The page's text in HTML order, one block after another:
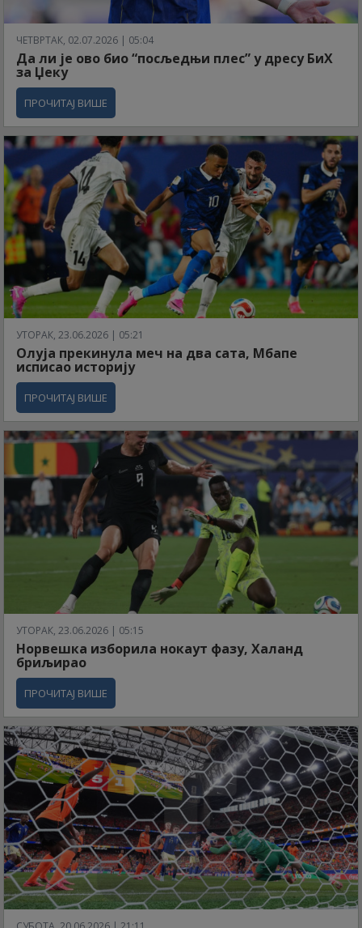
ЧЕТВРТАК, 02.07.2026 | 05:04
Да ли је ово био “посљедњи плес” у дресу БиХ
за Џеку
ПРОЧИТАЈ ВИШЕ
УТОРАК, 23.06.2026 | 05:21
Олуја прекинула меч на два сата, Мбапе
исписао историју
ПРОЧИТАЈ ВИШЕ
УТОРАК, 23.06.2026 | 05:15
Норвешка изборила нокаут фазу, Халанд
бриљирао
ПРОЧИТАЈ ВИШЕ